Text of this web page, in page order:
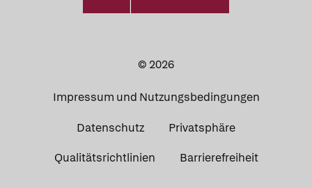
© 2026
Impressum und Nutzungsbedingungen
Datenschutz Privatsphäre
Qualitätsrichtlinien Barrierefreiheit